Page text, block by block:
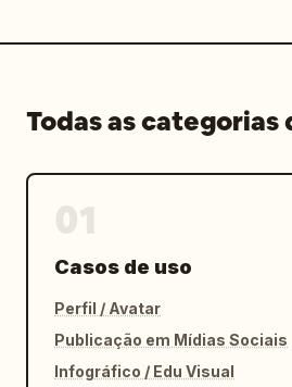
Todas as categorias
Casos de uso
Perfil / Avatar
Publicação em Mídias Sociais
Infográfico / Edu Visual